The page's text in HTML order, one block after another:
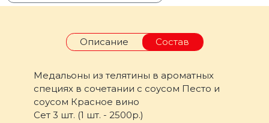
Описание Состав
Медальоны из телятины в ароматных
специях в сочетании с соусом Песто и
соусом Красное вино
Сет 3 шт. (1 шт. - 2500р.)